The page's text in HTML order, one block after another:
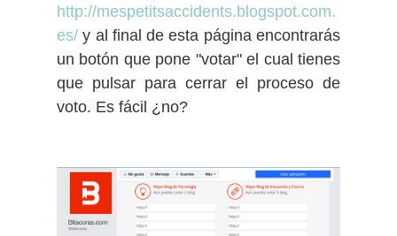
http://mespetitsaccidents.blogspot.com.
es/ y al final de esta página encontrarás
un botón que pone "votar" el cual tienes
que pulsar para cerrar el proceso de
voto. Es fácil ¿no?